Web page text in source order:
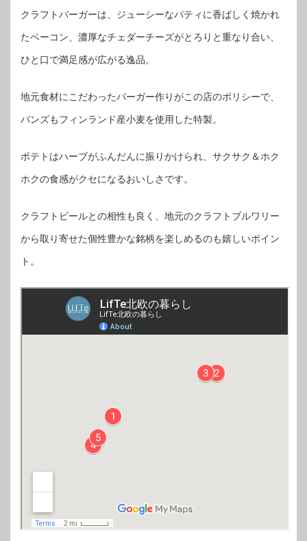
クラフトバーガーは、ジューシーなパティに香ばしく焼かれ
たベーコン、濃厚なチェダーチーズがとろりと重なり合い、
ひと口で満足感が広がる逸品。
地元食材にこだわったバーガー作りがこの店のポリシーで、
バンズもフィンランド産小麦を使用した特製。
ポテトはハーブがふんだんに振りかけられ、サクサク＆ホク
ホクの食感がクセになるおいしさです。
クラフトビールとの相性も良く、地元のクラフトブルワリー
から取り寄せた個性豊かな銘柄を楽しめるのも嬉しいポイン
ト。